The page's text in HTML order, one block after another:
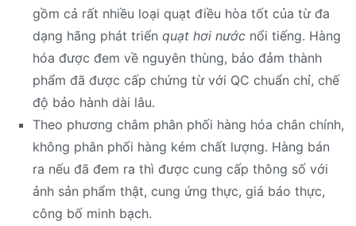
gồm cả rất nhiều loại quạt điều hòa tốt của từ đa
dạng hãng phát triển quạt hơi nướcnổi tiếng. Hàng
hóa được đem về nguyên thùng, bảo đảm thành
phẩm đã được cấp chứng từ với QC chuẩn chỉ, chế
độ bảo hành dài lâu.
Theo phương châm phân phối hàng hóa chân chính,
không phân phối hàng kém chất lượng. Hàng bán
ra nếu đã đem ra thì được cung cấp thông số với
ảnh sản phẩm thật, cung ứng thực, giá báo thực,
công bố minh bạch.